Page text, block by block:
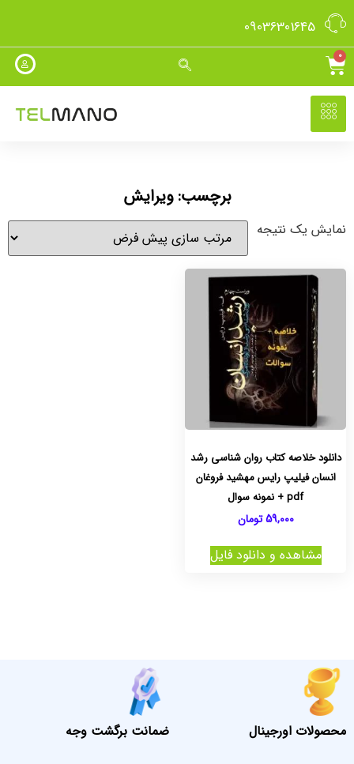
09036301645
0
برچسب: ویرایش
نمایش یک نتیجه
دانلود خلاصه کتاب روان شناسی رشد
انسان فیلیپ رایس مهشید فروغان
pdf + نمونه سوال
59,000 تومان
مشاهده و دانلود فایل
محصولات اورجینال ضمانت برگشت وجه